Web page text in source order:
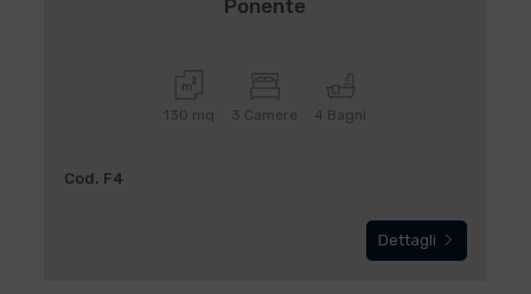
Ponente
130 mq 3 Camere 4 Bagni
Cod. F4
Dettagli